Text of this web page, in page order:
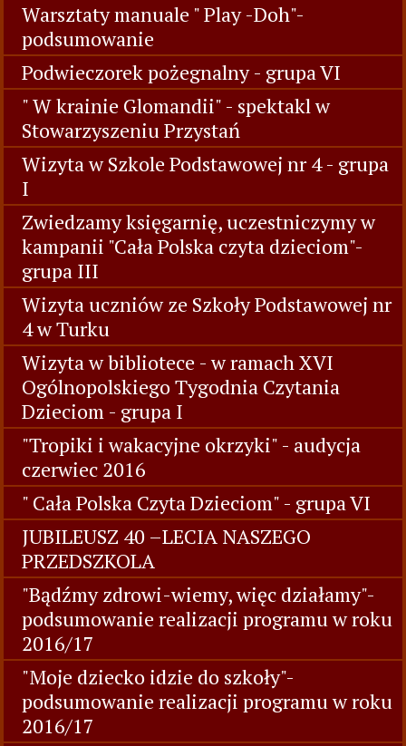
Warsztaty manuale " Play -Doh"-
podsumowanie
Podwieczorek pożegnalny - grupa VI
" W krainie Glomandii" - spektakl w
Stowarzyszeniu Przystań
Wizyta w Szkole Podstawowej nr 4 - grupa
I
Zwiedzamy księgarnię, uczestniczymy w
kampanii "Cała Polska czyta dzieciom"-
grupa III
Wizyta uczniów ze Szkoły Podstawowej nr
4 w Turku
Wizyta w bibliotece - w ramach XVI
Ogólnopolskiego Tygodnia Czytania
Dzieciom - grupa I
"Tropiki i wakacyjne okrzyki" - audycja
czerwiec 2016
" Cała Polska Czyta Dzieciom" - grupa VI
JUBILEUSZ 40 –LECIA NASZEGO
PRZEDSZKOLA
"Bądźmy zdrowi-wiemy, więc działamy"-
podsumowanie realizacji programu w roku
2016/17
"Moje dziecko idzie do szkoły"-
podsumowanie realizacji programu w roku
2016/17